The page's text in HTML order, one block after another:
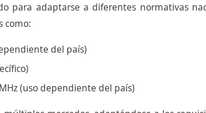
para adaptarse a diferentes normativas
como:
del país)
(uso dependiente del país)